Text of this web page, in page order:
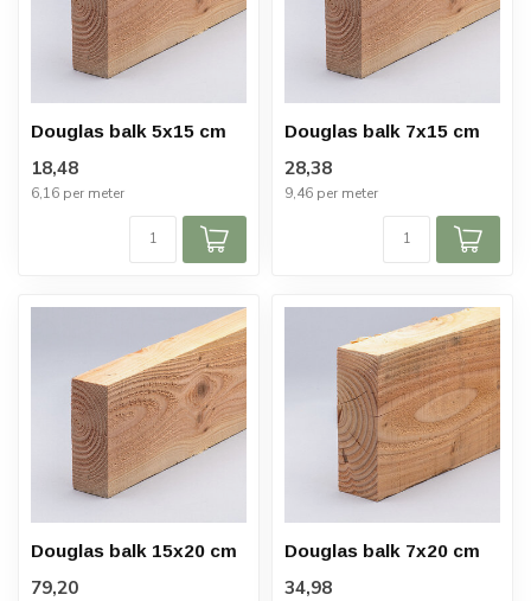
Douglas balk 5x15 cm
18,48
6,16 per meter
Douglas balk 7x15 cm
28,38
9,46 per meter
Douglas balk 15x20 cm
79,20
Douglas balk 7x20 cm
34,98